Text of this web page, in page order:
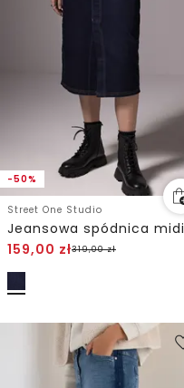
-50%
Street One Studio
Jeansowa spódnica midi
159,00 zł319,00zł